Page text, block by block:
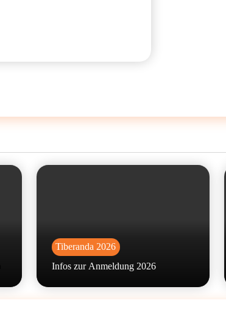
Tiberanda 2026
Infos zur Anmeldung 2026